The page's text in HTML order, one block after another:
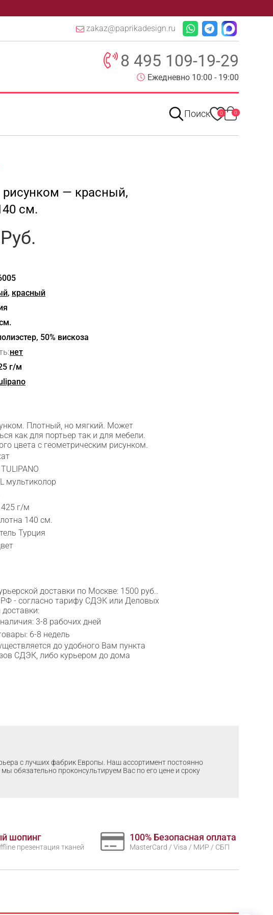
zakaz@paprikadesign.ru
8 495 109-19-29
Ежедневно 10:00 - 19:00
Поиск 0 0
рисунком — красный,
см.
Руб.
, красный
50% вискоза
нет
г/м
Плотный, но мягкий. Может
как для портьер так и для мебели.
цвета с геометрическим рисунком.
мультиколор
г/м
140 см.
Турция
доставки по Москве: 1500 руб..
- согласно тарифу СДЭК или Деловых
3-8 рабочих дней
6-8 недель
до удобного Вам пункта
СДЭК, либо курьером до дома
с лучших фабрик Европы. Наш ассортимент постоянно
обязательно проконсультируем Вас по его цене и сроку
шопинг
презентация тканей
100% Безопасная оплата
MasterCard / Visa / МИР / СБП